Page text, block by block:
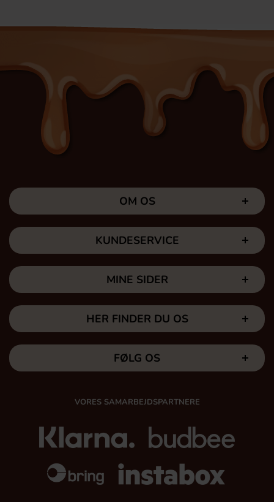
OM OS
KUNDESERVICE
MINE SIDER
HER FINDER DU OS
FØLG OS
VORES SAMARBEJDSPARTNERE